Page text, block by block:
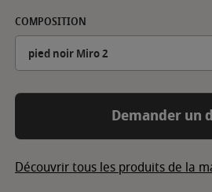
COMPOSITION
Demander un
Découvrir tous les produits de la